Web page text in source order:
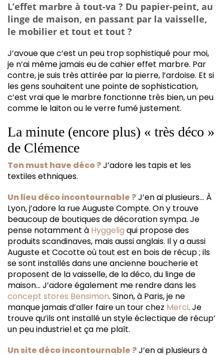
L’effet marbre à tout-va ? Du papier-peint, au
linge de maison, en passant par la vaisselle,
le mobilier et tout et tout ?
J’avoue que c’est un peu trop sophistiqué pour moi,
je n’ai même jamais eu de cahier effet marbre. Par
contre, je suis très attirée par la pierre, l’ardoise. Et si
les gens souhaitent une pointe de sophistication,
c’est vrai que le marbre fonctionne très bien, un peu
comme le laiton ou le verre fumé justement.
La minute (encore plus) « très déco »
de Clémence
Ton must have déco ?J’adore les tapis et les
textiles ethniques.
Un lieu déco incontournable ?J’en ai plusieurs… À
Lyon, j’adore la rue Auguste Compte. On y trouve
beaucoup de boutiques de décoration sympa. Je
pense notamment à Hyggelig qui propose des
produits scandinaves, mais aussi anglais. Il y a aussi
Auguste et Cocotte où tout est en bois de récup ; ils
se sont installés dans une ancienne boucherie et
proposent de la vaisselle, de la déco, du linge de
maison… J’adore également me rendre dans les
concept stores Bensimon. Sinon, à Paris, je ne
manque jamais d’aller faire un tour chez Merci. Je
trouve qu’ils ont installé un style éclectique de récup’
un peu industriel et ça me plaît.
Un site déco incontournable ?J’en ai plusieurs à